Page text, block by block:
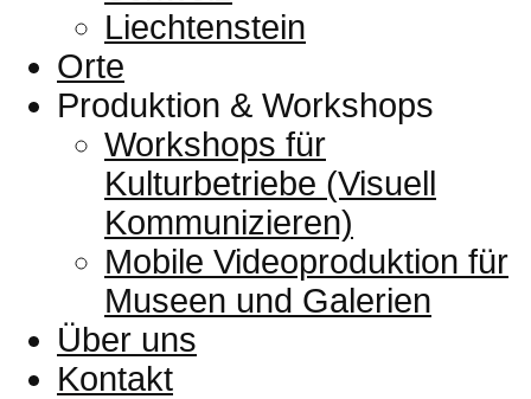
Liechtenstein
Orte
Produktion & Workshops
Workshops für
Kulturbetriebe (Visuell
Kommunizieren)
Mobile Videoproduktion für
Museen und Galerien
Über uns
Kontakt